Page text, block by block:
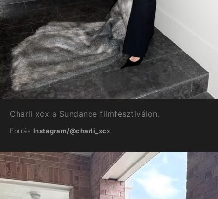
Charli xcx a Sundance filmfesztiválon.
Forrás Instagram/@charli_xcx